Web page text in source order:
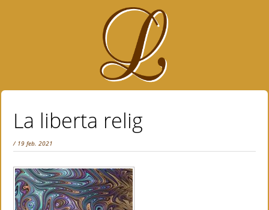
La liberta relig
/ 19 feb. 2021